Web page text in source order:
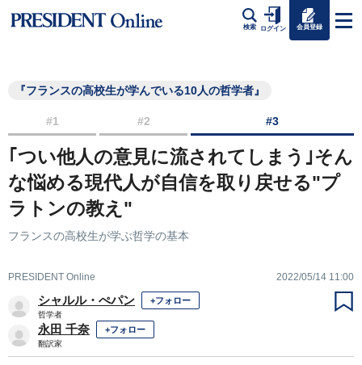
検索 ログイン 会員登録
『フランスの高校生が学んでいる10人の哲学者』
#1 #2 #3
｢つい他人の意見に流されてしまう｣そん
な悩める現代人が自信を取り戻せる"プ
ラトンの教え"
フランスの高校生が学ぶ哲学の基本
PRESIDENT Online 2022/05/14 11:00
シャルル・ぺパン +フォロー
哲学者
永田 千奈 +フォロー
翻訳家